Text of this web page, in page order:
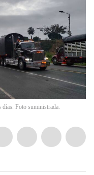
Foto suministrada.